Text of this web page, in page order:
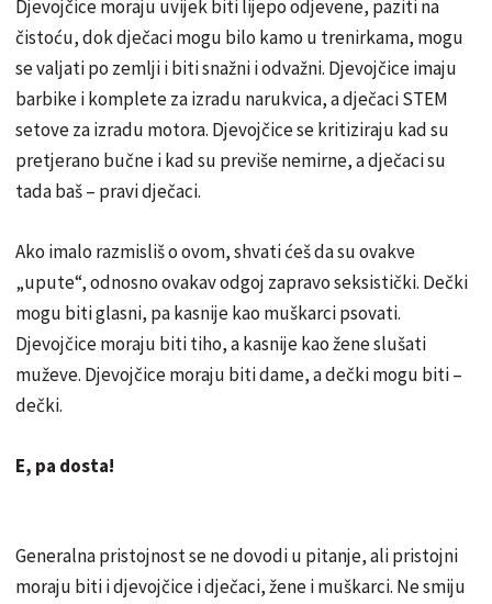
Djevojčice moraju uvijek biti lijepo odjevene, paziti na
čistoću, dok dječaci mogu bilo kamo u trenirkama, mogu
se valjati po zemlji i biti snažni i odvažni. Djevojčice imaju
barbike i komplete za izradu narukvica, a dječaci STEM
setove za izradu motora. Djevojčice se kritiziraju kad su
pretjerano bučne i kad su previše nemirne, a dječaci su
tada baš – pravi dječaci.
Ako imalo razmisliš o ovom, shvati ćeš da su ovakve
„upute“, odnosno ovakav odgoj zapravo seksistički. Dečki
mogu biti glasni, pa kasnije kao muškarci psovati.
Djevojčice moraju biti tiho, a kasnije kao žene slušati
muževe. Djevojčice moraju biti dame, a dečki mogu biti –
dečki.
E, pa dosta!
Generalna pristojnost se ne dovodi u pitanje, ali pristojni
moraju biti i djevojčice i dječaci, žene i muškarci. Ne smiju